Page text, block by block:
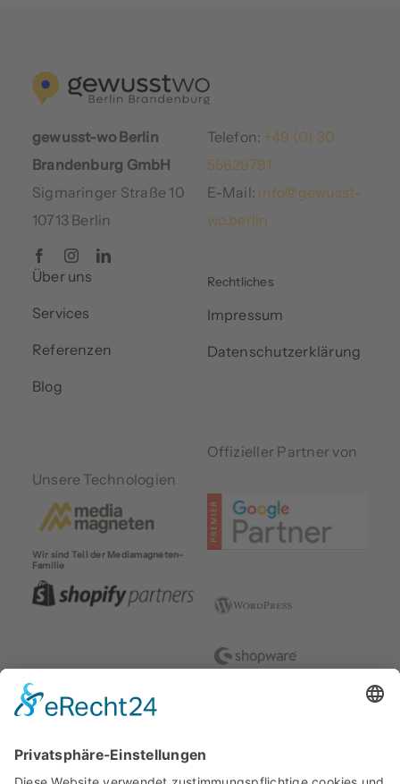
gewusst-wo Berlin
Brandenburg GmbH
Sigmaringer Straße 10
10713 Berlin
Telefon: +49 (0) 30
55629791
E-Mail: info@gewusst-
wo.berlin
Über uns
Services
Referenzen
Blog
Rechtliches
Impressum
Datenschutzerklärung
Offizieller Partner von
Unsere Technologien
Wir sind Teil der Mediamagneten-
Familie